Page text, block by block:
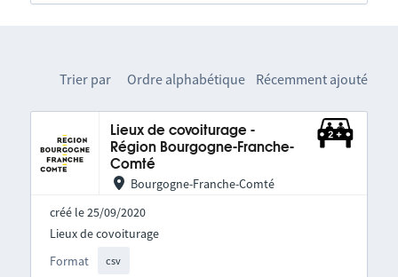
Trier par Ordre alphabétique Récemment ajouté
Lieux de covoiturage -
Région Bourgogne-Franche-
Comté
Bourgogne-Franche-Comté
créé le 25/09/2020
Format csv
Lieux de covoiturage